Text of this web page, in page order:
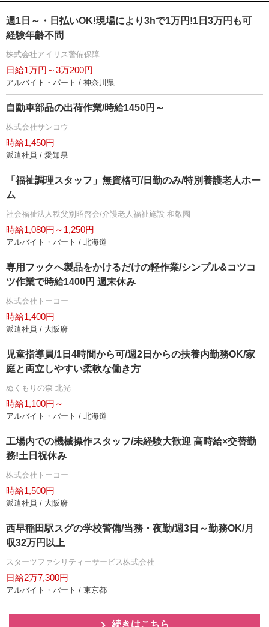
週1日～・日払いOK!現場により3hで1万円!1日3万円も可
経験年齢不問
株式会社アイリス警備保障
日給1万円～3万200円
アルバイト・パート / 神奈川県
自動車部品の出荷作業/時給1450円～
株式会社サンコウ
時給1,450円
派遣社員 / 愛知県
「福祉調理スタッフ」無資格可/日勤のみ/特別養護老人ホー
ム
社会福祉法人秩父別昭啓会/介護老人福祉施設 和敬園
時給1,080円～1,250円
アルバイト・パート / 北海道
専用フックへ製品をかけるだけの軽作業/シンプル&コツコ
ツ作業で時給1400円 週末休み
株式会社トーコー
時給1,400円
派遣社員 / 大阪府
児童指導員/1日4時間から可/週2日からの扶養内勤務OK/家
庭と両立しやすい柔軟な働き方
ぬくもりの森 北光
時給1,100円～
アルバイト・パート / 北海道
工場内での機械操作スタッフ/未経験大歓迎 高時給×交替勤
務!土日祝休み
株式会社トーコー
時給1,500円
派遣社員 / 大阪府
西早稲田駅スグの学校警備/当務・夜勤/週3日～勤務OK/月
収32万円以上
スターツファシリティーサービス株式会社
日給2万7,300円
アルバイト・パート / 東京都
続きはこちら